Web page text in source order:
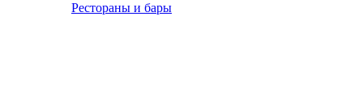
Рестораны и бары